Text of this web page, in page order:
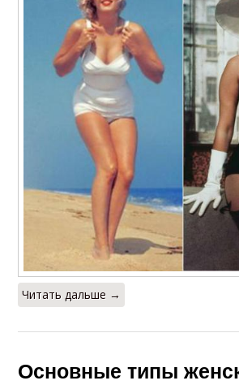
Читать дальше →
Основные типы